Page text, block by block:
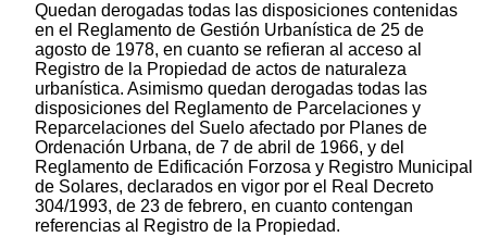
Quedan derogadas todas las disposiciones contenidas
en el Reglamento de Gestión Urbanística de 25 de
agosto de 1978, en cuanto se refieran al acceso al
Registro de la Propiedad de actos de naturaleza
urbanística. Asimismo quedan derogadas todas las
disposiciones del Reglamento de Parcelaciones y
Reparcelaciones del Suelo afectado por Planes de
Ordenación Urbana, de 7 de abril de 1966, y del
Reglamento de Edificación Forzosa y Registro Municipal
de Solares, declarados en vigor por el Real Decreto
304/1993, de 23 de febrero, en cuanto contengan
referencias al Registro de la Propiedad.